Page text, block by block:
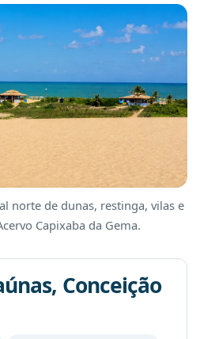
norte de dunas, restinga, vilas e
Capixaba da Gema.
Conceição